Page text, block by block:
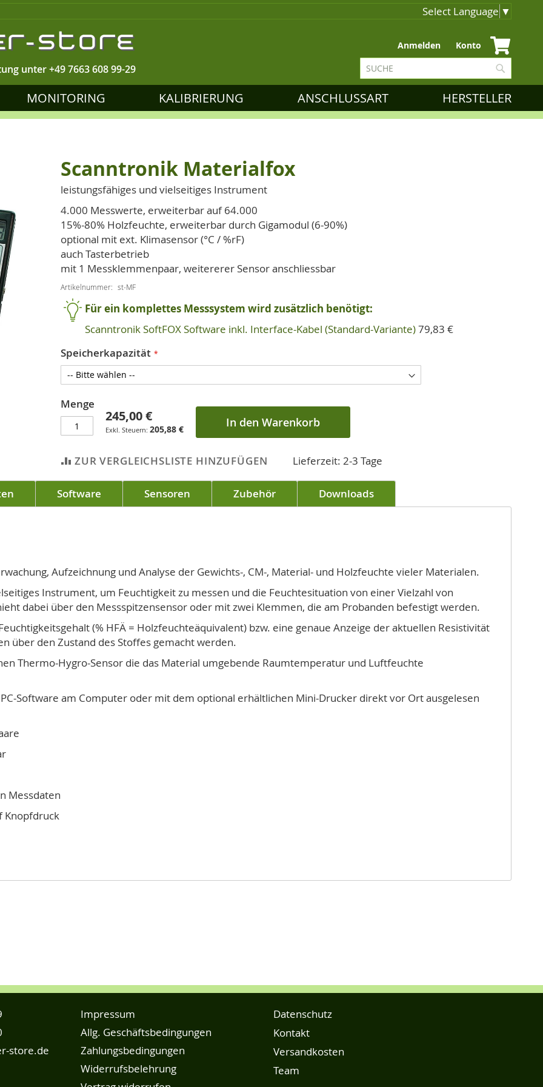
Select Language ▼
unter+49 7663 608 99-29
Zum
Inhalt
springen
Anmelden Konto
Suche
MONITORING KALIBRIERUNG ANSCHLUSSART HERSTELLER
Scanntronik Materialfox
leistungsfähiges und vielseitiges Instrument
4.000 Messwerte, erweiterbar auf 64.000
15%-80% Holzfeuchte, erweiterbar durch Gigamodul (6-90%)
optional mit ext. Klimasensor (°C / %rF)
auch Tasterbetrieb
mit 1 Messklemmenpaar, weitererer Sensor anschliessbar
Artikelnummer st-MF
Für ein komplettes Messsystem wird zusätzlich benötigt:
Scanntronik SoftFOX Software inkl. Interface-Kabel (Standard-Variante)79,83 €
Speicherkapazität
Menge
245,00 €
205,88 € In den Warenkorb
ZUR VERGLEICHSLISTE HINZUFÜGEN Lieferzeit: 2-3 Tage
Software Sensoren Zubehör Downloads
Aufzeichnung und Analyse der Gewichts-, CM-, Material- und Holzfeuchte vieler Materialen.
Instrument, um Feuchtigkeit zu messen und die Feuchtesituation von einer Vielzahl von
dabei über den Messspitzensensor oder mit zwei Klemmen, die am Probanden befestigt werden.
(% HFÄ = Holzfeuchteäquivalent) bzw. eine genaue Anzeige der aktuellen Resistivität
über den Zustand des Stoffes gemacht werden.
Thermo-Hygro-Sensor die das Material umgebende Raumtemperatur und Luftfeuchte
Software am Computer oder mit dem optional erhältlichen Mini-Drucker direkt vor Ort ausgelesen
Messdaten
Knopfdruck
store.de
Impressum
Allg. Geschäftsbedingungen
Zahlungsbedingungen
Widerrufsbelehrung
Datenschutz
Kontakt
Versandkosten
Team